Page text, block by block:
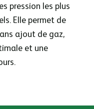
pression les plus
Elle permet de
ajout de gaz,
et une